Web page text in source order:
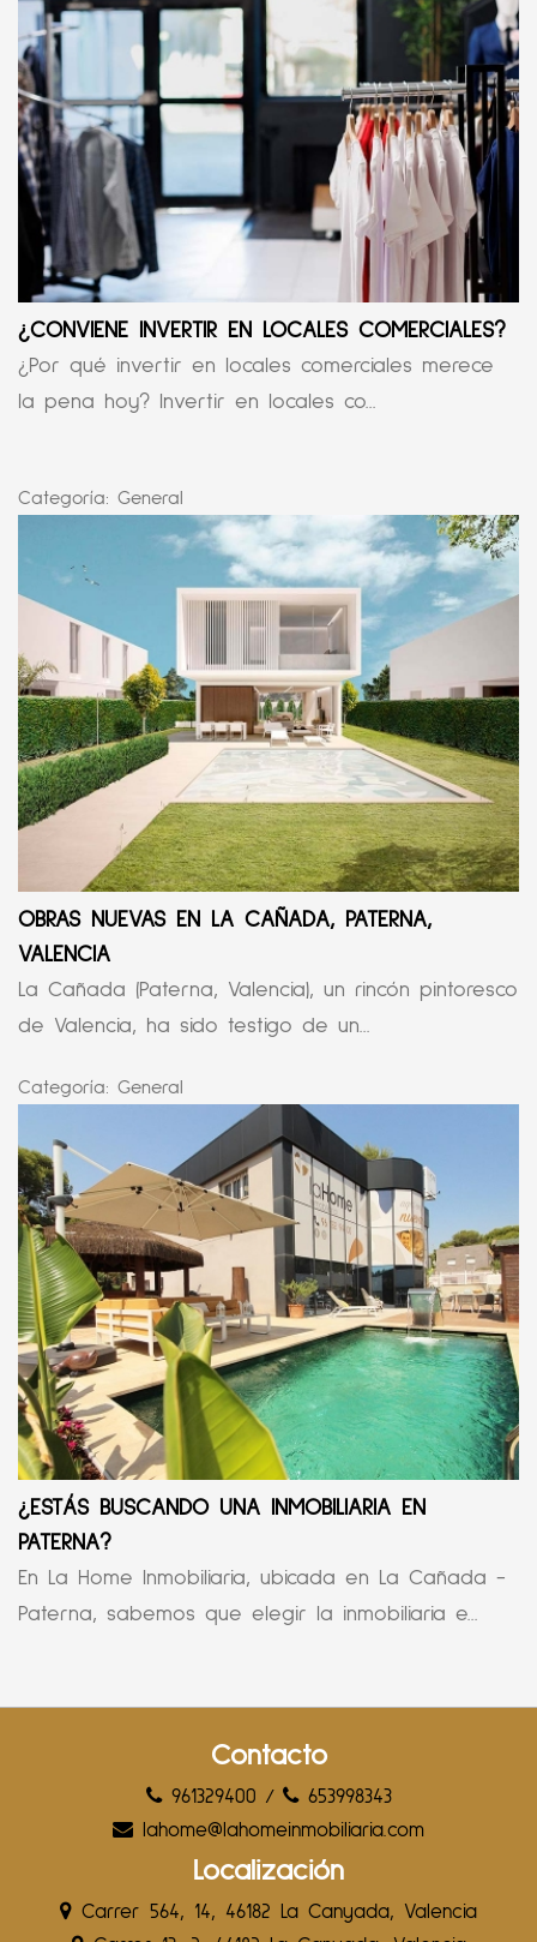
¿CONVIENE INVERTIR EN LOCALES COMERCIALES?
¿Por qué invertir en locales comerciales merece
la pena hoy? Invertir en locales co...
Categoría: General
OBRAS NUEVAS EN LA CAÑADA, PATERNA,
VALENCIA
La Cañada (Paterna, Valencia), un rincón pintoresco
de Valencia, ha sido testigo de un...
Categoría: General
¿ESTÁS BUSCANDO UNA INMOBILIARIA EN
PATERNA?
En La Home Inmobiliaria, ubicada en La Cañada -
Paterna, sabemos que elegir la inmobiliaria e...
Contacto
961329400 /
653998343
lahome@lahomeinmobiliaria.com
Localización
Carrer 564, 14, 46182 La Canyada, Valencia